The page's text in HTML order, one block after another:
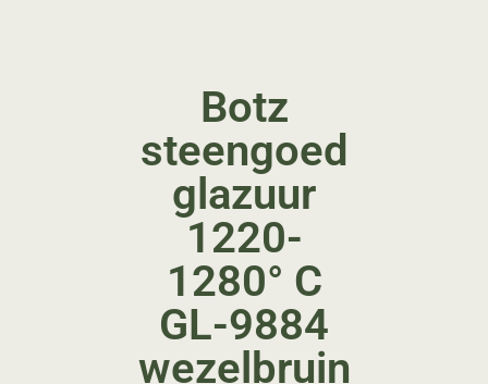
Botz
steengoed
glazuur
1220-
1280° C
GL-9884
wezelbruin